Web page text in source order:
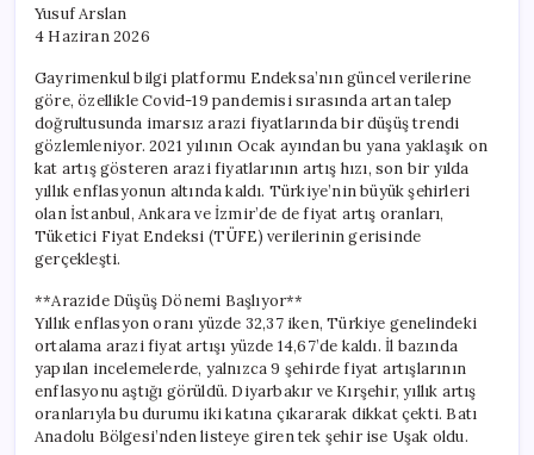
Yusuf Arslan
4 Haziran 2026
Gayrimenkul bilgi platformu Endeksa’nın güncel verilerine
göre, özellikle Covid-19 pandemisi sırasında artan talep
doğrultusunda imarsız arazi fiyatlarında bir düşüş trendi
gözlemleniyor. 2021 yılının Ocak ayından bu yana yaklaşık on
kat artış gösteren arazi fiyatlarının artış hızı, son bir yılda
yıllık enflasyonun altında kaldı. Türkiye’nin büyük şehirleri
olan İstanbul, Ankara ve İzmir’de de fiyat artış oranları,
Tüketici Fiyat Endeksi (TÜFE) verilerinin gerisinde
gerçekleşti.
**Arazide Düşüş Dönemi Başlıyor**
Yıllık enflasyon oranı yüzde 32,37 iken, Türkiye genelindeki
ortalama arazi fiyat artışı yüzde 14,67’de kaldı. İl bazında
yapılan incelemelerde, yalnızca 9 şehirde fiyat artışlarının
enflasyonu aştığı görüldü. Diyarbakır ve Kırşehir, yıllık artış
oranlarıyla bu durumu iki katına çıkararak dikkat çekti. Batı
Anadolu Bölgesi’nden listeye giren tek şehir ise Uşak oldu.